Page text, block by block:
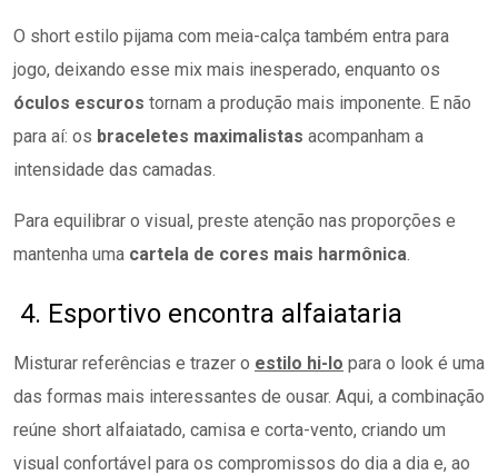
O short estilo pijama com meia-calça também entra para
jogo, deixando esse mix mais inesperado, enquanto os
óculos escuros tornam a produção mais imponente. E não
para aí: os braceletes maximalistas acompanham a
intensidade das camadas.
Para equilibrar o visual, preste atenção nas proporções e
mantenha uma cartela de cores mais harmônica.
4. Esportivo encontra alfaiataria
Misturar referências e trazer o estilo hi-lo para o look é uma
das formas mais interessantes de ousar. Aqui, a combinação
reúne short alfaiatado, camisa e corta-vento, criando um
visual confortável para os compromissos do dia a dia e, ao